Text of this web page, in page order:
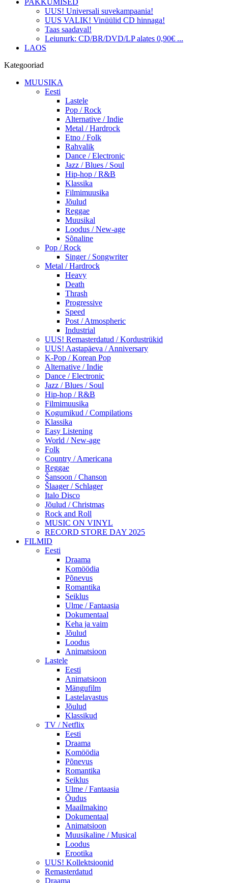
PAKKUMISED
UUS! Universali suvekampaania!
UUS VALIK! Vinüülid CD hinnaga!
Taas saadaval!
Leiunurk: CD/BR/DVD/LP alates 0,90€ ...
LAOS
Kategooriad
MUUSIKA
Eesti
Lastele
Pop / Rock
Alternative / Indie
Metal / Hardrock
Etno / Folk
Rahvalik
Dance / Electronic
Jazz / Blues / Soul
Hip-hop / R&B
Klassika
Filmimuusika
Jõulud
Reggae
Muusikal
Loodus / New-age
Sõnaline
Pop / Rock
Singer / Songwriter
Metal / Hardrock
Heavy
Death
Thrash
Progressive
Speed
Post / Atmospheric
Industrial
UUS! Remasterdatud / Kordustrükid
UUS! Aastapäeva / Anniversary
K-Pop / Korean Pop
Alternative / Indie
Dance / Electronic
Jazz / Blues / Soul
Hip-hop / R&B
Filmimuusika
Kogumikud / Compilations
Klassika
Easy Listening
World / New-age
Folk
Country / Americana
Reggae
Šansoon / Chanson
Šlaager / Schlager
Italo Disco
Jõulud / Christmas
Rock and Roll
MUSIC ON VINYL
RECORD STORE DAY 2025
FILMID
Eesti
Draama
Komöödia
Põnevus
Romantika
Seiklus
Ulme / Fantaasia
Dokumentaal
Keha ja vaim
Jõulud
Loodus
Animatsioon
Lastele
Eesti
Animatsioon
Mängufilm
Lastelavastus
Jõulud
Klassikud
TV / Netflix
Eesti
Draama
Komöödia
Põnevus
Romantika
Seiklus
Ulme / Fantaasia
Õudus
Maailmakino
Dokumentaal
Animatsioon
Muusikaline / Musical
Loodus
Erootika
UUS! Kollektsioonid
Remasterdatud
Draama